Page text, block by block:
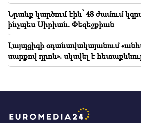
Նրանք կարծում էին՝ 48 ժամում
ինչպես Սիրիան. Փեզեշքիան
Լայպցիգի օդանավակայանում
սարքով դրոն». սկսվել է